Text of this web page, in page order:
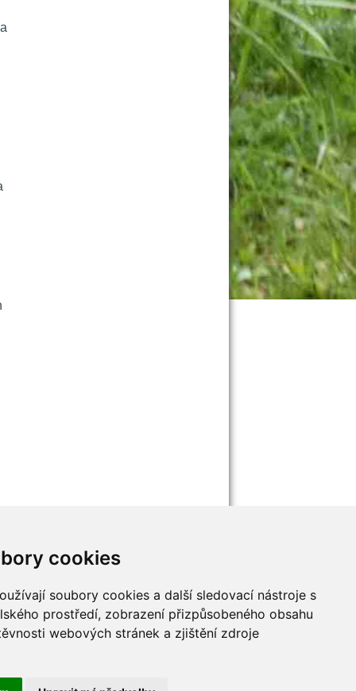
cookie
soubory cookies a další sledovací nástroje s
prostředí, zobrazení přizpůsobeného obsahu
webových stránek a zjištění zdroje
Mladí myslivci
malý Adept myslivosti